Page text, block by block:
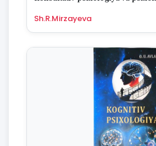
Sh.R.Mirzayeva